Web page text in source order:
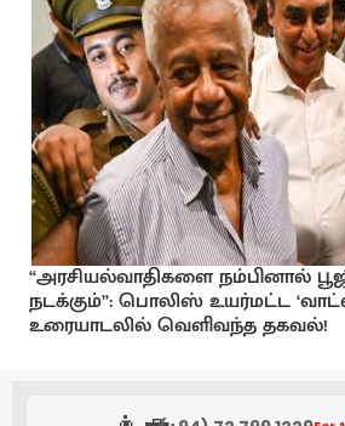
“அரசியல்வாதிகளை நம்பினால்
நடக்கும்”: பொலிஸ் உயர்மட்ட
உரையாடலில் வெளிவந்த தகவல்!